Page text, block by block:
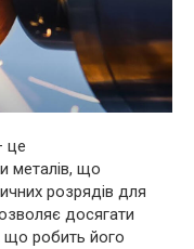
це
металів, що
розрядів для
досягати
що робить його